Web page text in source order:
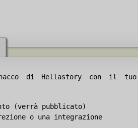
di Hellastory con il
(verrà pubblicato)
o una integrazione